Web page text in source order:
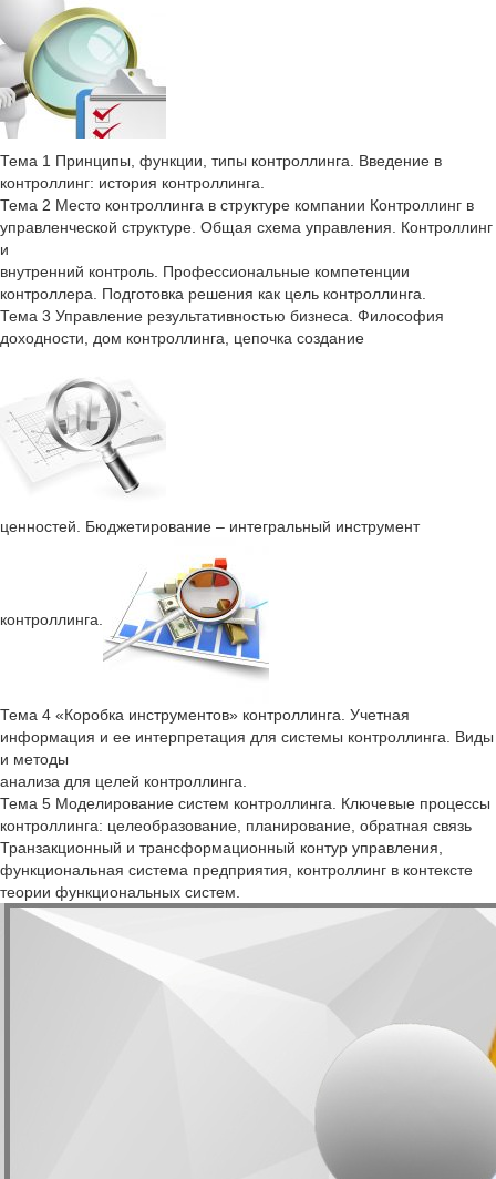
Тема 1 Принципы, функции, типы контроллинга. Введение в
контроллинг: история контроллинга.
Тема 2 Место контроллинга в структуре компании Контроллинг в
управленческой структуре. Общая схема управления. Контроллинг
и
внутренний контроль. Профессиональные компетенции
контроллера. Подготовка решения как цель контроллинга.
Тема 3 Управление результативностью бизнеса. Философия
доходности, дом контроллинга, цепочка создание
ценностей. Бюджетирование – интегральный инструмент
контроллинга.
Тема 4 «Коробка инструментов» контроллинга. Учетная
информация и ее интерпретация для системы контроллинга. Виды
и методы
анализа для целей контроллинга.
Тема 5 Моделирование систем контроллинга. Ключевые процессы
контроллинга: целеобразование, планирование, обратная связь
Транзакционный и трансформационный контур управления,
функциональная система предприятия, контроллинг в контексте
теории функциональных систем.